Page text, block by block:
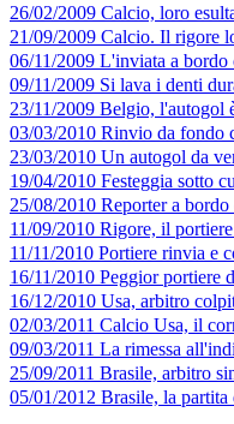
26/02/2009 Calcio, loro
21/09/2009 Calcio. Il rigore
06/11/2009 L'inviata a
09/11/2009 Si lava i denti
23/11/2009 Belgio, l'autogol
03/03/2010 Rinvio da fondo
23/03/2010 Un autogol da
19/04/2010 Festeggia sotto
25/08/2010 Reporter a
11/09/2010 Rigore, il
11/11/2010 Portiere rinvia e
16/11/2010 Peggior portiere
16/12/2010 Usa, arbitro
02/03/2011 Calcio Usa, il
09/03/2011 La rimessa
25/09/2011 Brasile, arbitro
05/01/2012 Brasile, la